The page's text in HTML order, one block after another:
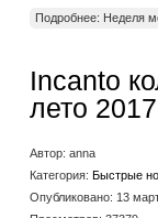
Подробнее: Неделя
Incanto
лето 2017
Автор: anna
Категория: Быстрые
Опубликовано: 13